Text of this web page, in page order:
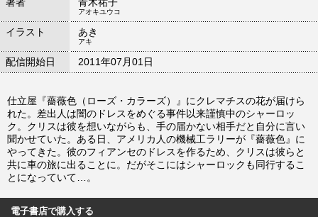
アオキユウコ
イラスト あき
アキ
配信開始日 2011年07月01日
仕立屋『薔薇色（ローズ・カラーズ）』にクレマチスの花が届けら
れた。差出人は闇のドレスをめぐる事件以来謹慎中のシャーロッ
ク。クリスは彼を想いながらも、手の届かない相手だと自分に言い
聞かせていた。ある日、アメリカ人の機械工ラリーが『薔薇色』に
やってきた。彼のフィアンセのドレスを作るため、クリスは彼らと
共に車の旅に出ることに。だがそこにはシャーロックも同行するこ
とになっていて…。
電子書店で購入する